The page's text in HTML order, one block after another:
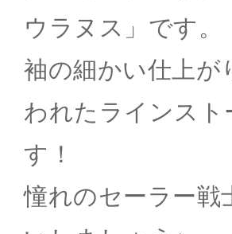
ウラヌス」です。
袖の細かい仕上が
われたラインス
す！
憧れのセーラー戦